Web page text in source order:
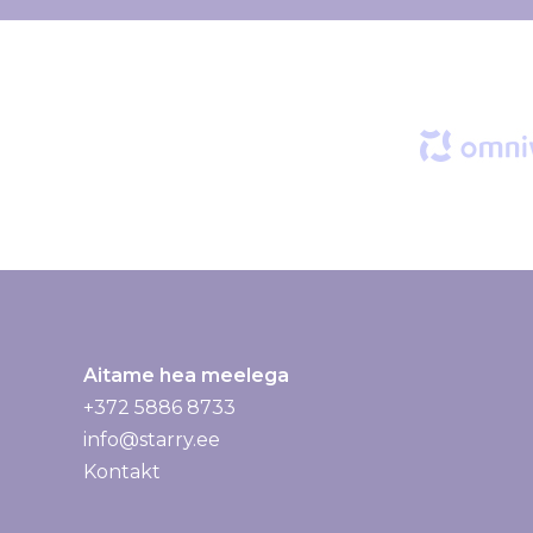
j
Aitame hea meelega
+372 5886 8733
info@starry.ee
Kontakt